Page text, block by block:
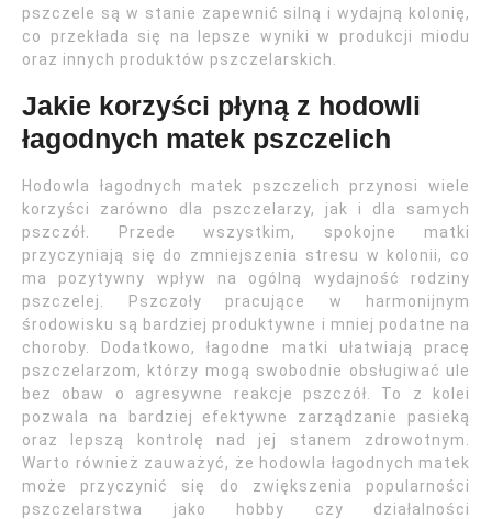
pszczele są w stanie zapewnić silną i wydajną kolonię,
co przekłada się na lepsze wyniki w produkcji miodu
oraz innych produktów pszczelarskich.
Jakie korzyści płyną z hodowli
łagodnych matek pszczelich
Hodowla łagodnych matek pszczelich przynosi wiele
korzyści zarówno dla pszczelarzy, jak i dla samych
pszczół. Przede wszystkim, spokojne matki
przyczyniają się do zmniejszenia stresu w kolonii, co
ma pozytywny wpływ na ogólną wydajność rodziny
pszczelej. Pszczoły pracujące w harmonijnym
środowisku są bardziej produktywne i mniej podatne na
choroby. Dodatkowo, łagodne matki ułatwiają pracę
pszczelarzom, którzy mogą swobodnie obsługiwać ule
bez obaw o agresywne reakcje pszczół. To z kolei
pozwala na bardziej efektywne zarządzanie pasieką
oraz lepszą kontrolę nad jej stanem zdrowotnym.
Warto również zauważyć, że hodowla łagodnych matek
może przyczynić się do zwiększenia popularności
pszczelarstwa jako hobby czy działalności